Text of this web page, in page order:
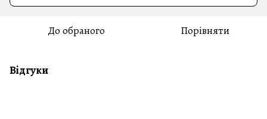
До обраного Порівняти
Відгуки